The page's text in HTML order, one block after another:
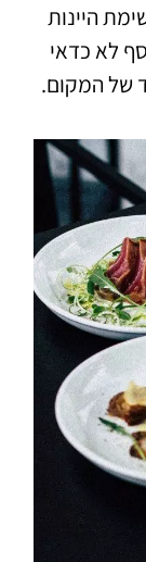
היינות
לא כדאי
של המקום.